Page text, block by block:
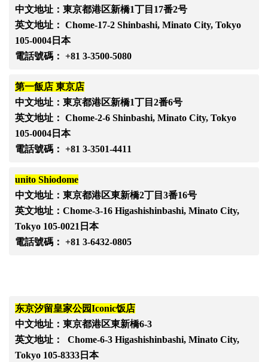
中文地址：東京都港区新橋1丁目17番2号
英文地址： Chome-17-2 Shinbashi, Minato City, Tokyo
105-0004日本
電話號碼： +81 3-3500-5080
第一飯店 東京店
中文地址：東京都港区新橋1丁目2番6号
英文地址： Chome-2-6 Shinbashi, Minato City, Tokyo
105-0004日本
電話號碼： +81 3-3501-4411
unito Shiodome
中文地址：東京都港区東新橋2丁目3番16号
英文地址： Chome-3-16 Higashishinbashi, Minato City,
Tokyo 105-0021日本
電話號碼： +81 3-6432-0805
东京汐留皇家公园Iconic饭店
中文地址：東京都港区東新橋6-3
英文地址：
Chome-6-3 Higashishinbashi, Minato City,
Tokyo 105-8333日本